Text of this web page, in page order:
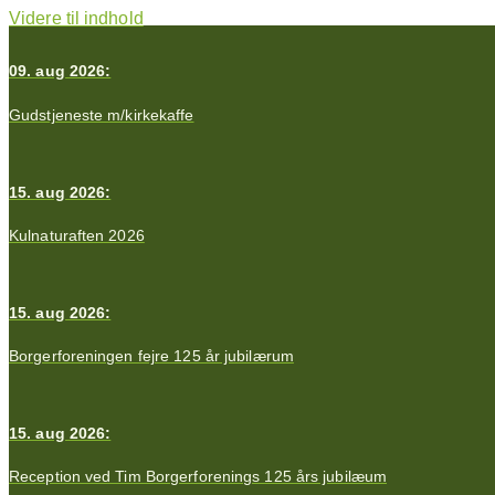
Videre til indhold
09. aug 2026:
Gudstjeneste m/kirkekaffe
15. aug 2026:
Kulnaturaften 2026
15. aug 2026:
Borgerforeningen fejre 125 år jubilærum
15. aug 2026:
Reception ved Tim Borgerforenings 125 års jubilæum